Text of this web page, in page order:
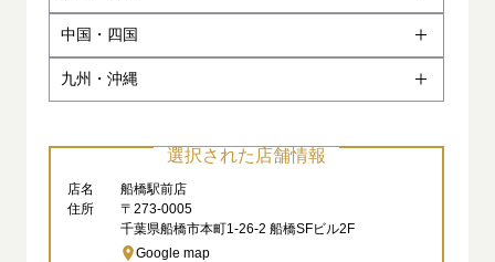
お知らせ
岩手盛岡店
福島郡山店
山形駅前店
東京上野店
秋葉原神田店
東京吉祥寺店
自由が丘目黒店
東京立川店
埼玉越谷店
埼玉川口店
埼玉川越店
名古屋金山店
愛知豊橋店
愛知一宮店
岐阜駅前店
神戸本店
大阪梅田店
大阪天王寺店
大阪京橋店
京都河原町店
中国・四国
広島本通店
山口周南店
島根松江店
鳥取駅前店
九州・沖縄
北九州小倉店
熊本新市街店
鹿児島店
選択された店舗情報
店名
船橋駅前店
住所
〒273-0005
千葉県船橋市本町1-26-2 船橋SFビル2F
Google map